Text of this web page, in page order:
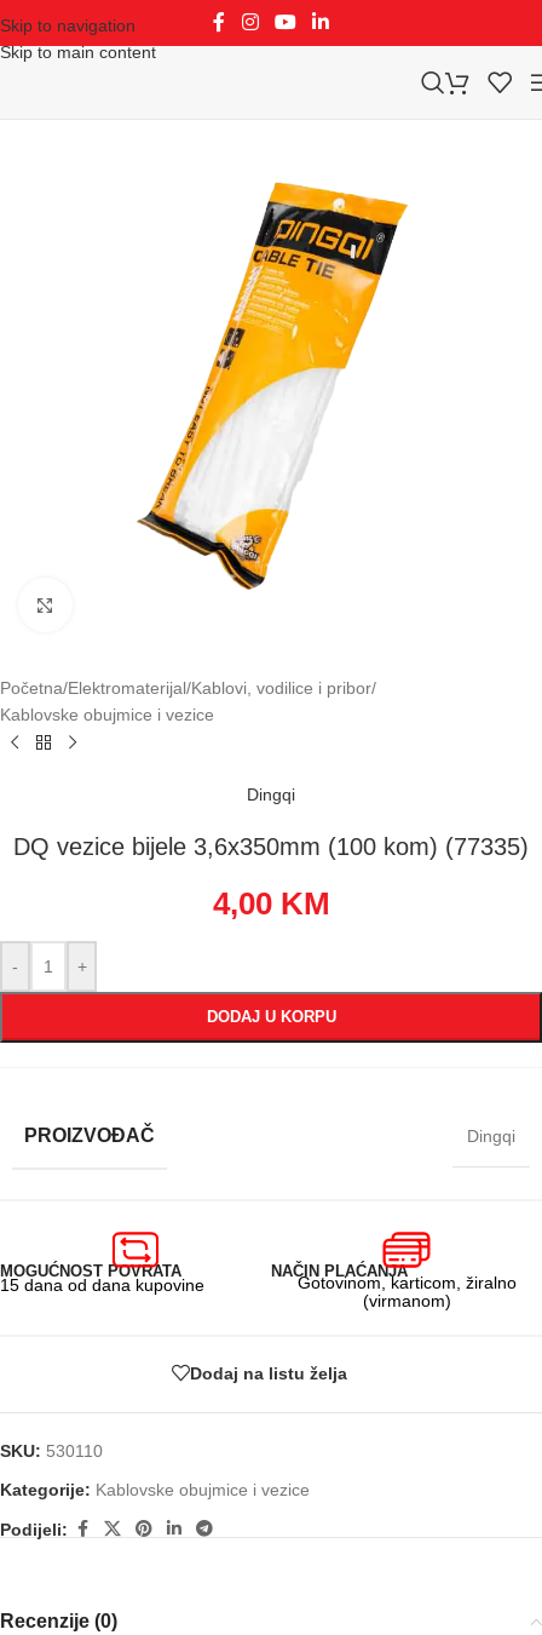
Skip to navigation
Skip to main content
Početna/Elektromaterijal/Kablovi, vodilice i pribor/
Kablovske obujmice i vezice
Dingqi
DQ vezice bijele 3,6x350mm (100 kom) (77335)
4,00 KM
- +
DODAJ U KORPU
PROIZVOĐAČ Dingqi
MOGUĆNOST POVRATA
15 dana od dana kupovine
NAČIN PLAĆANJA
Gotovinom, karticom, žiralno
(virmanom)
Dodaj na listu želja
SKU: 530110
Kategorije: Kablovske obujmice i vezice
Podijeli:
Recenzije (0)